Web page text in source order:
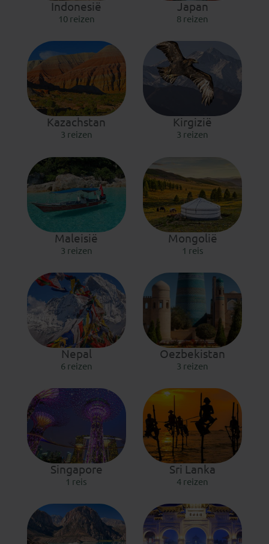
Indonesië
10 reizen
Japan
8 reizen
Kazachstan
3 reizen
Kirgizië
3 reizen
Maleisië
3 reizen
Mongolië
1 reis
Nepal
6 reizen
Oezbekistan
3 reizen
Singapore
1 reis
Sri Lanka
4 reizen